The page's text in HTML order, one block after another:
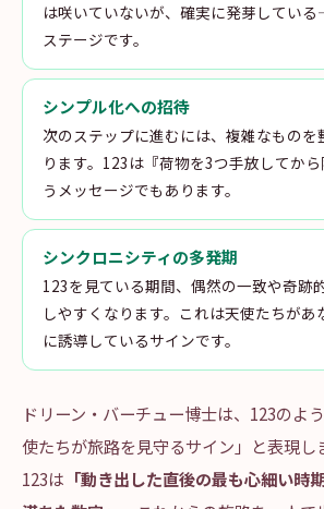
は咲いていないが、確実に発芽してい
ステージです。
シンプル化への招待
次のステップに進むには、複雑なものを
ります。123は『荷物を3つ手放してか
うメッセージでもあります。
シンクロニシティの多発期
123を見ている期間、偶然の一致や奇跡
しやすくなります。これは天使たちがあ
に誘導しているサインです。
ドリーン・バーチュー博士は、123のよ
使たちが旅路を見守るサイン」と表現し
123は 「動き出した直後の最も心細い時